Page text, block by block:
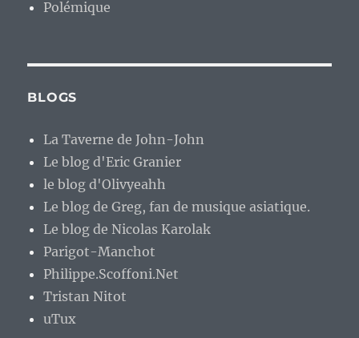
Polémique
BLOGS
La Taverne de John-John
Le blog d'Eric Granier
le blog d'Olivyeahh
Le blog de Greg, fan de musique asiatique.
Le blog de Nicolas Karolak
Parigot-Manchot
Philippe.Scoffoni.Net
Tristan Nitot
uTux